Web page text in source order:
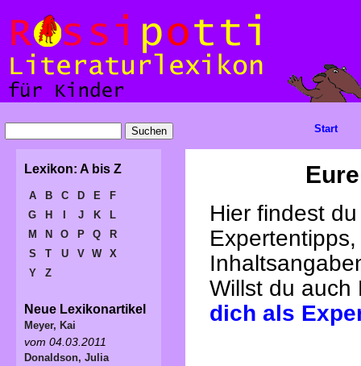
Hier findest
Willst du
dich als
Start
Lexikon: A bis Z
A B C D E
F
G
H J K
L
M
N O P Q
R
S
T U V W
X
Y
Z
Neue Lexikonartikel
Meyer, Kai
vom 04.03.2011
Donaldson, Julia